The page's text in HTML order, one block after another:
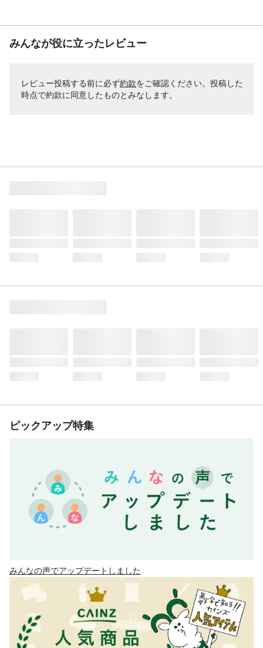
みんなが役に立ったレビュー
レビュー投稿する前に必ず約款をご確認ください。投稿した
時点で約款に同意したものとみなします。
ピックアップ特集
みんなの声でアップデートしました